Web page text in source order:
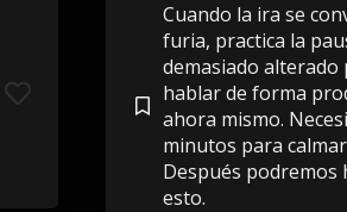
Cuando la ira se
furia, practica la
demasiado alterado
hablar de forma
ahora mismo.
minutos para
Después podremos
esto.